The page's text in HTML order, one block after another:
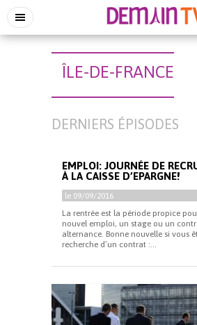
ÎLE-DE-FRANCE
DERNIERS ÉPISODES
EMPLOI: JOURNÉE DE
À LA CAISSE D’EPARGNE!
le 09/09/2016
La rentrée est la période propice
nouvel emploi, un stage ou un
alternance. Bonne nouvelle si vous
recherche d’un contrat :...